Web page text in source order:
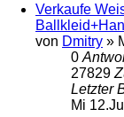
Verkaufe
von Dmitry »
0
27829
Letzter
Mi